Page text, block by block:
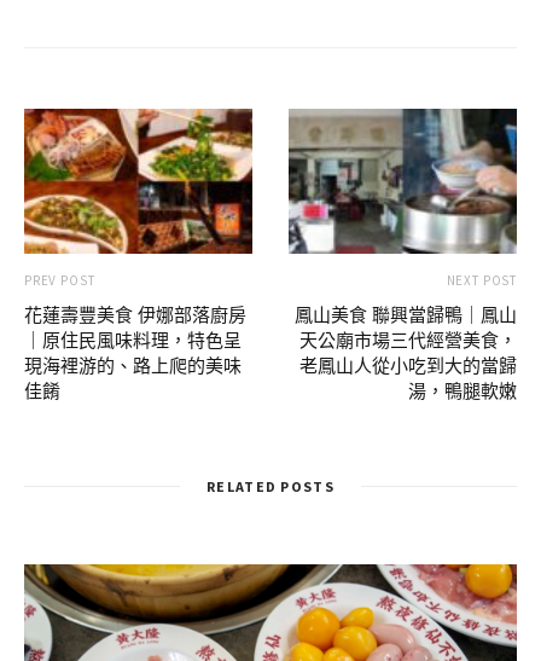
PREV POST
花蓮壽豐美食 伊娜部落廚房
｜原住民風味料理，特色呈
現海裡游的、路上爬的美味
佳餚
NEXT POST
鳳山美食 聯興當歸鴨｜鳳山
天公廟市場三代經營美食，
老鳳山人從小吃到大的當歸
湯，鴨腿軟嫩
RELATED POSTS